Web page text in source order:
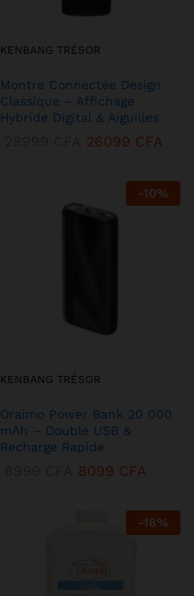
KENBANG TRÉSOR
Montre Connectée Design
Classique – Affichage
Hybride Digital & Aiguilles
26099 CFA
-10%
KENBANG TRÉSOR
Oraimo Power Bank 20 000
mAh – Double USB &
Recharge Rapide
8099 CFA
-18%